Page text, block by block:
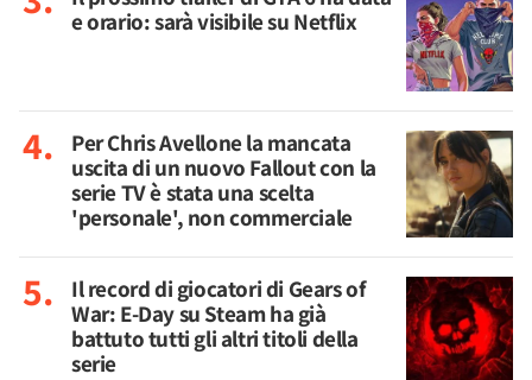
e orario: sarà visibile su Netflix
Per Chris Avellone la mancata
uscita di un nuovo Fallout con la
serie TV è stata una scelta
'personale', non commerciale
Il record di giocatori di Gears of
War: E-Day su Steam ha già
battuto tutti gli altri titoli della
serie